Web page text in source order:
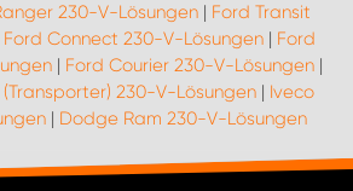
230-V-Lösungen| Ford Transit
Ford Connect 230-V-Lösungen| Ford
| Ford Courier 230-V-Lösungen |
230-V-Lösungen | Iveco
| Dodge Ram 230-V-Lösungen